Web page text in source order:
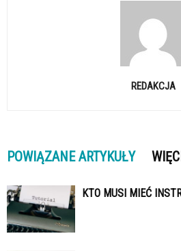
REDAKCJA
POWIĄZANE ARTYKUŁY
KTO MUSI MIEĆ